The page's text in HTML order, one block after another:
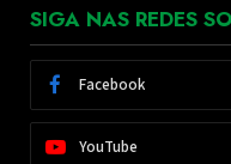
SIGA NAS REDES
Facebook
YouTube